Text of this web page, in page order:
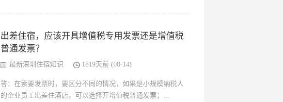
出差住宿，应该开具增值税专用发票还是增值税
普通发票？
最新深圳住宿知识 1819天前 (08-14)
答：在索要发票时，要区分不同的情况，如果是小规模纳税人
的企业员工出差住酒店，可以选择开增值税普通发票；...